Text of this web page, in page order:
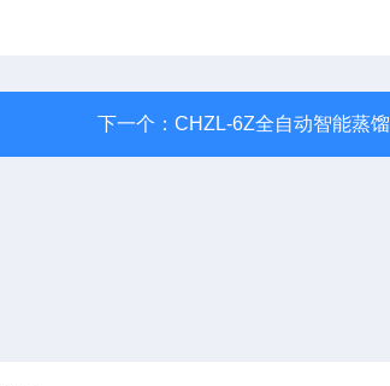
下一个： CHZL-6Z全自动智能蒸